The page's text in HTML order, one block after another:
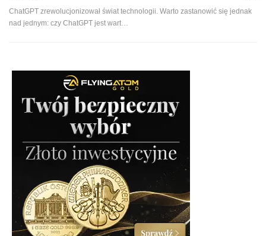
ChatGPT zrewolucjonizował świat technologii. Warto zastanowić się jednak
nad jednym: czy ChatGPT jest wart…